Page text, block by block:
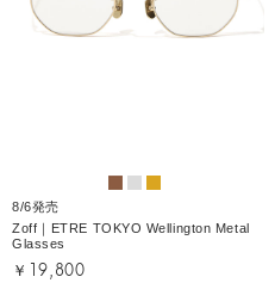
8/6発売
Zoff｜ETRE TOKYO Wellington Metal
Glasses
￥19,800